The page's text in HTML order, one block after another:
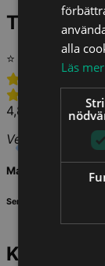
Tidigare
⭐ 4,88 av 5,0
4,8 av 5,0
Verifierat betyg
Mathias Ohlsson
Serkon i Vellinge AB
Kurser för
alla
Läs mer